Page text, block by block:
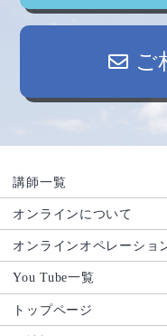
ご
講師一覧
オンラインについて
オンラインオペレーショ
You Tube一覧
トップページ